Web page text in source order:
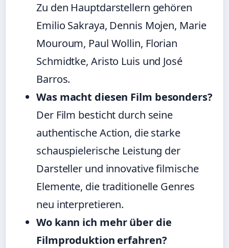
Zu den Hauptdarstellern gehören
Emilio Sakraya, Dennis Mojen, Marie
Mouroum, Paul Wollin, Florian
Schmidtke, Aristo Luis und José
Barros.
Was macht diesen Film besonders?
Der Film besticht durch seine
authentische Action, die starke
schauspielerische Leistung der
Darsteller und innovative filmische
Elemente, die traditionelle Genres
neu interpretieren.
Wo kann ich mehr über die
Filmproduktion erfahren?